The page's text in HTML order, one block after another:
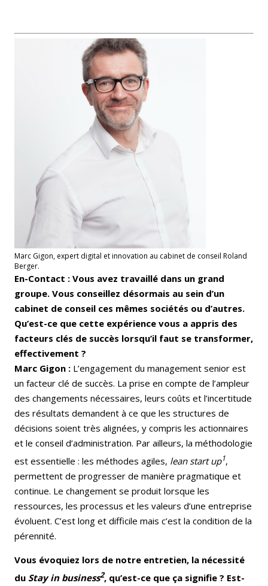
Marc Gigon, expert digital et innovation au cabinet de conseil Roland
Berger.
En-Contact : Vous avez travaillé dans un grand
groupe. Vous conseillez désormais au sein d’un
cabinet de conseil ces mêmes sociétés ou d’autres.
Qu’est-ce que cette expérience vous a appris des
facteurs clés de succès lorsqu’il faut se transformer,
effectivement ?
Marc Gigon : L’engagement du management senior est
un facteur clé de succès. La prise en compte de l’ampleur
des changements nécessaires, leurs coûts et l’incertitude
des résultats demandent à ce que les structures de
décisions soient très alignées, y compris les actionnaires
et le conseil d’administration. Par ailleurs, la méthodologie
est essentielle : les méthodes agiles, lean start up1,
permettent de progresser de manière pragmatique et
continue. Le changement se produit lorsque les
ressources, les processus et les valeurs d’une entreprise
évoluent. C’est long et difficile mais c’est la condition de la
pérennité.
Vous évoquiez lors de notre entretien, la nécessité
du Stay in business2, qu’est-ce que ça signifie ? Est-